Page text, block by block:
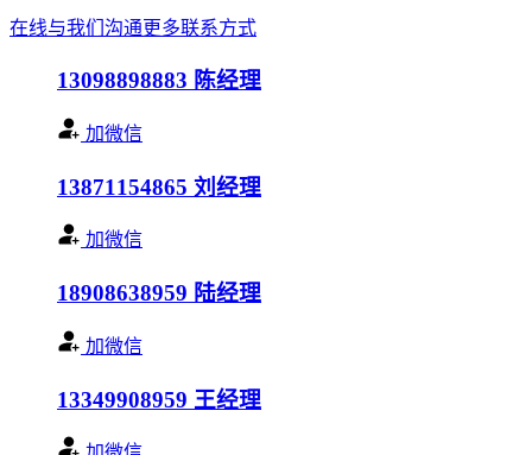
在线与我们沟通更多联系方式
13098898883 陈经理
加微信
13871154865 刘经理
加微信
18908638959 陆经理
加微信
13349908959 王经理